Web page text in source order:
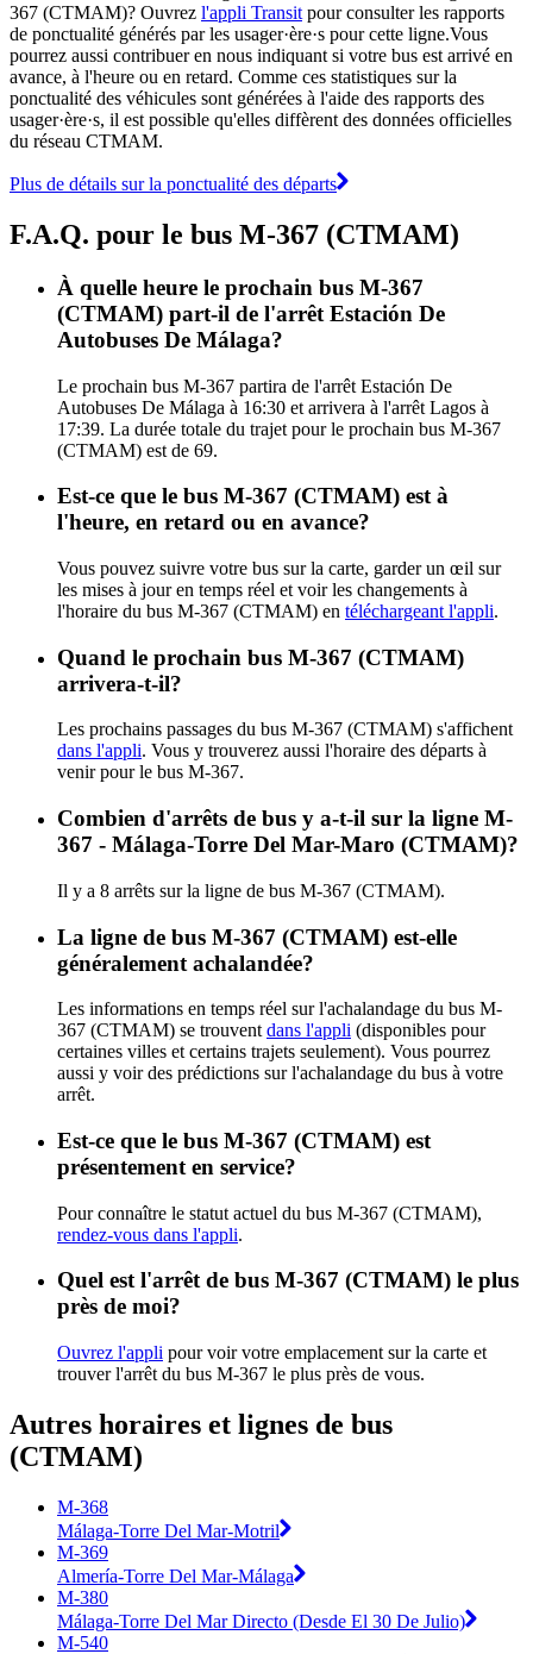
367 (CTMAM)? Ouvrez l'appli Transit pour consulter les rapports
de ponctualité générés par les usager·ère·s pour cette ligne.Vous
pourrez aussi contribuer en nous indiquant si votre bus est arrivé en
avance, à l'heure ou en retard. Comme ces statistiques sur la
ponctualité des véhicules sont générées à l'aide des rapports des
usager·ère·s, il est possible qu'elles diffèrent des données officielles
du réseau CTMAM.
Plus de détails sur la ponctualité des départs
F.A.Q. pour le bus M-367 (CTMAM)
À quelle heure le prochain bus M-367
(CTMAM) part-il de l'arrêt Estación De
Autobuses De Málaga?
Le prochain bus M-367 partira de l'arrêt Estación De
Autobuses De Málaga à 16:30 et arrivera à l'arrêt Lagos à
17:39. La durée totale du trajet pour le prochain bus M-367
(CTMAM) est de 69.
Est-ce que le bus M-367 (CTMAM) est à
l'heure, en retard ou en avance?
Vous pouvez suivre votre bus sur la carte, garder un œil sur
les mises à jour en temps réel et voir les changements à
l'horaire du bus M-367 (CTMAM) en téléchargeant l'appli.
Quand le prochain bus M-367 (CTMAM)
arrivera-t-il?
Les prochains passages du bus M-367 (CTMAM) s'affichent
dans l'appli. Vous y trouverez aussi l'horaire des départs à
venir pour le bus M-367.
Combien d'arrêts de bus y a-t-il sur la ligne M-
367 - Málaga-Torre Del Mar-Maro (CTMAM)?
Il y a 8 arrêts sur la ligne de bus M-367 (CTMAM).
La ligne de bus M-367 (CTMAM) est-elle
généralement achalandée?
Les informations en temps réel sur l'achalandage du bus M-
367 (CTMAM) se trouvent dans l'appli (disponibles pour
certaines villes et certains trajets seulement). Vous pourrez
aussi y voir des prédictions sur l'achalandage du bus à votre
arrêt.
Est-ce que le bus M-367 (CTMAM) est
présentement en service?
Pour connaître le statut actuel du bus M-367 (CTMAM),
rendez-vous dans l'appli.
Quel est l'arrêt de bus M-367 (CTMAM) le plus
près de moi?
Ouvrez l'appli pour voir votre emplacement sur la carte et
trouver l'arrêt du bus M-367 le plus près de vous.
Autres horaires et lignes de bus
(CTMAM)
M-368
Málaga-Torre Del Mar-Motril
M-369
Almería-Torre Del Mar-Málaga
M-380
Málaga-Torre Del Mar Directo (Desde El 30 De Julio)
M-540